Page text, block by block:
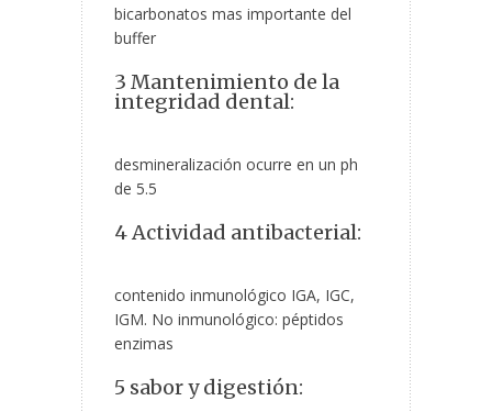
bicarbonatos mas importante del
buffer
3 Mantenimiento de la
integridad dental:
desmineralización ocurre en un ph
de 5.5
4 Actividad antibacterial:
contenido inmunológico IGA, IGC,
IGM. No inmunológico: péptidos
enzimas
5 sabor y digestión: